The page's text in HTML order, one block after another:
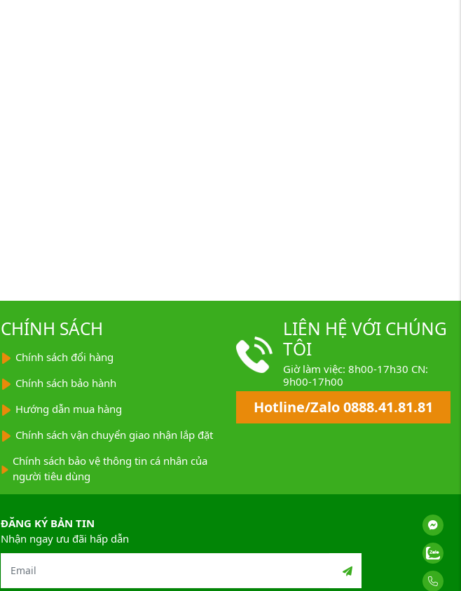
CHÍNH SÁCH
Chính sách đổi hàng
Chính sách bảo hành
Hướng dẫn mua hàng
Chính sách vận chuyển giao nhận lắp đặt
Chính sách bảo vệ thông tin cá nhân của
người tiêu dùng
LIÊN HỆ VỚI CHÚNG
TÔI
Giờ làm việc: 8h00-17h30 CN:
9h00-17h00
Hotline/Zalo 0888.41.81.81
ĐĂNG KÝ BẢN TIN
Nhận ngay ưu đãi hấp dẫn
Zalo